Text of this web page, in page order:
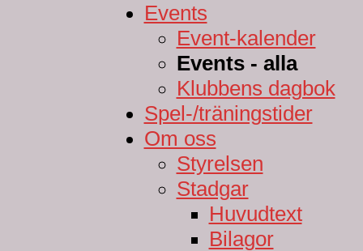
Events
Event-kalender
Events - alla
Klubbens dagbok
Spel-/träningstider
Om oss
Styrelsen
Stadgar
Huvudtext
Bilagor